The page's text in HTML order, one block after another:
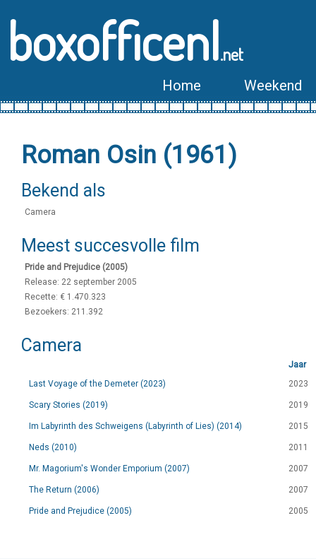
boxofficenl.net
Home Weekend
Roman Osin (1961)
Bekend als
Camera
Meest succesvolle film
Pride and Prejudice (2005)
Release: 22 september 2005
Recette: € 1.470.323
Bezoekers: 211.392
Camera
Jaar
Last Voyage of the Demeter (2023)
2023
Scary Stories (2019) 2019
Im Labyrinth des Schweigens (Labyrinth of Lies) (2014) 2015
Neds (2010) 2011
Mr. Magorium's Wonder Emporium (2007) 2007
The Return (2006) 2007
Pride and Prejudice (2005) 2005